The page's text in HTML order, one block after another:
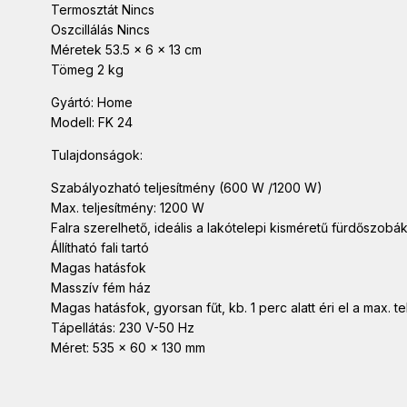
Termosztát Nincs
Oszcillálás Nincs
Méretek 53.5 x 6 x 13 cm
Tömeg 2 kg
Gyártó: Home
Modell: FK 24
Tulajdonságok:
Szabályozható teljesítmény (600 W /1200 W)
Max. teljesítmény: 1200 W
Falra szerelhető, ideális a lakótelepi kisméretű
Állítható fali tartó
Magas hatásfok
Masszív fém ház
Magas hatásfok, gyorsan fűt, kb. 1 perc alatt éri el a max.
Tápellátás: 230 V-50 Hz
Méret: 535 x 60 x 130 mm